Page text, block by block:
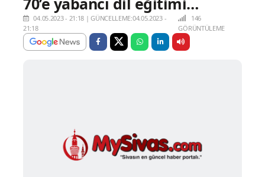
04.05.2023 - 21:18 |GÜNCELLEME:04.05.2023 -
21:18
146
GÖRÜNTÜLEME